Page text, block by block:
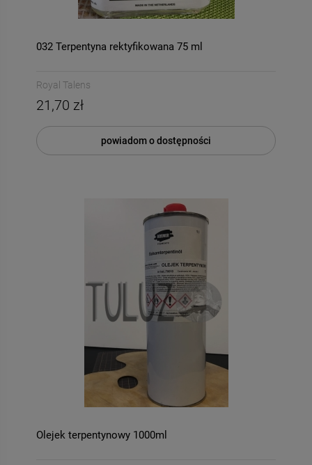
032 Terpentyna rektyfikowana 75 ml
Royal Talens
21,70 zł
powiadom o dostępności
Olejek terpentynowy 1000ml